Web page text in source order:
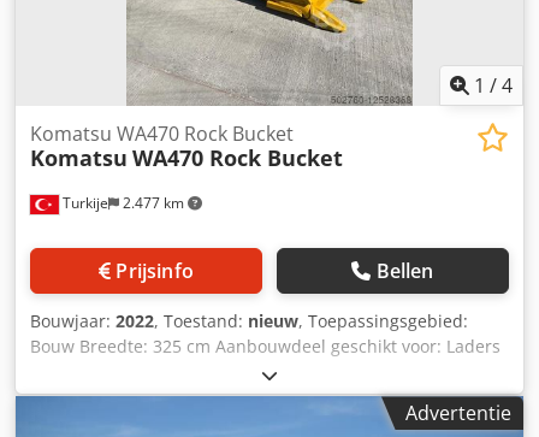
1 /4
Turkije 2.477 km
Komatsu WA470 Rock Bucket
Komatsu WA470 Rock Bucket
Prijsinfo Bellen
Bouwjaar: 2022, Toestand: nieuw, Toepassingsgebied:
Bouw Breedte: 325 cm Aanbouwdeel geschikt voor: Laders
Garantie: 12 maanden Verkoopprijs: € 13.000, US$ 13.770
Djdpsn Tm Duefx Andekr
Advertentie